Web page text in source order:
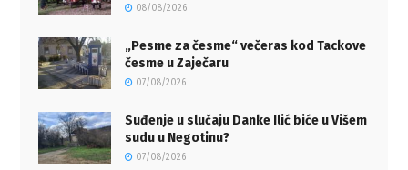
08/08/2026
„Pesme za česme“ večeras kod Tackove
česme u Zaječaru
07/08/2026
Suđenje u slučaju Danke Ilić biće u Višem
sudu u Negotinu?
07/08/2026